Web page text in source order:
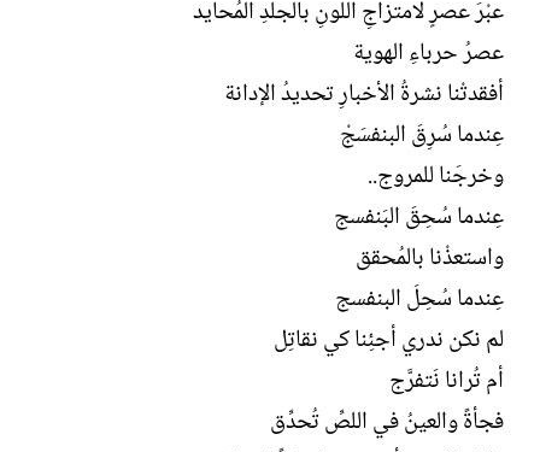
عبْرَ عصرٍ لامتزاجِ اللونِ بالجلدِ المُحايد
عصرُ حرباءِ الهوية
أفقدتْنا نشرةُ الأخبارِ تحديدُ الإدانة
عِندما سُرِقَ البنفسَجْ
وخرجَنا للمروج..
عِندما سُحِقَ البَنفسج
واستعذْنا بالمُحقق
عِندما سُحِلَ البنفسج
لم نكن ندري أجئِنا كي نقاتِل
أم تُرانا نَتفرَّج
فجأةً والعينُ في اللصِّ تُحدِّق